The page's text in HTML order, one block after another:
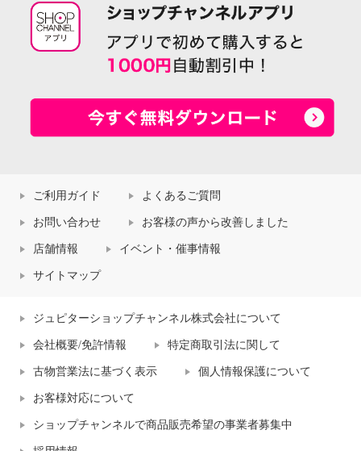
ご利用ガイド よくあるご質問
お問い合わせ お客様の声から改善しました
店舗情報 イベント・催事情報
サイトマップ
ジュピターショップチャンネル株式会社について
会社概要/免許情報 特定商取引法に関して
古物営業法に基づく表示 個人情報保護について
お客様対応について
ショップチャンネルで商品販売希望の事業者募集中